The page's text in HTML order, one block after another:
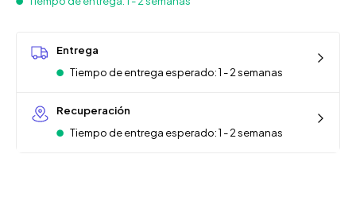
Entrega
Tiempo de entrega esperado: 1 - 2 semanas
Recuperación
Tiempo de entrega esperado: 1 - 2 semanas